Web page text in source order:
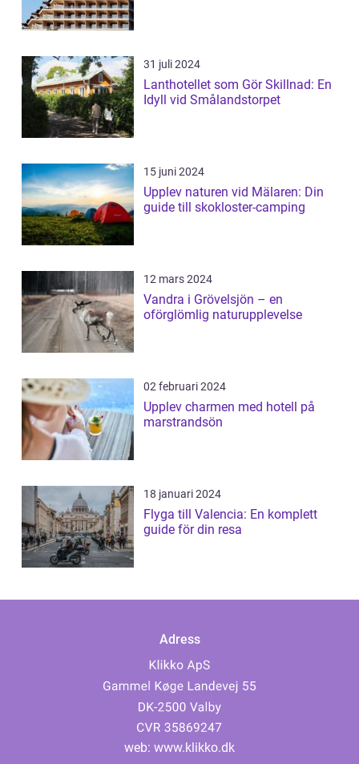
31 juli 2024
Lanthotellet som Gör Skillnad: En
Idyll vid Smålandstorpet
15 juni 2024
Upplev naturen vid Mälaren: Din
guide till skokloster-camping
12 mars 2024
Vandra i Grövelsjön – en
oförglömlig naturupplevelse
02 februari 2024
Upplev charmen med hotell på
marstrandsön
18 januari 2024
Flyga till Valencia: En komplett
guide för din resa
Adress
web: www.klikko.dk